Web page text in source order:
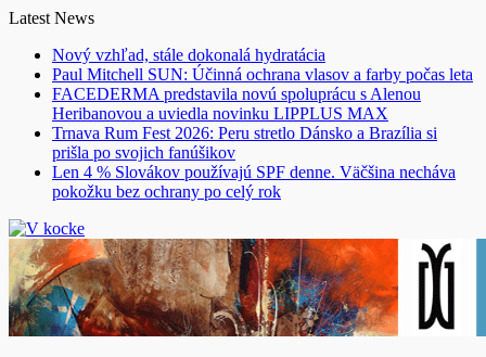
Skip
content
Latest News
Nový vzhľad, stále dokonalá hydratácia
Paul Mitchell SUN: Účinná ochrana vlasov a farby počas leta
FACEDERMA predstavila novú spoluprácu s Alenou
Heribanovou a uviedla novinku LIPPLUS MAX
Trnava Rum Fest 2026: Peru stretlo Dánsko a Brazília si
prišla po svojich fanúšikov
Len 4 % Slovákov používajú SPF denne. Väčšina necháva
pokožku bez ochrany po celý rok